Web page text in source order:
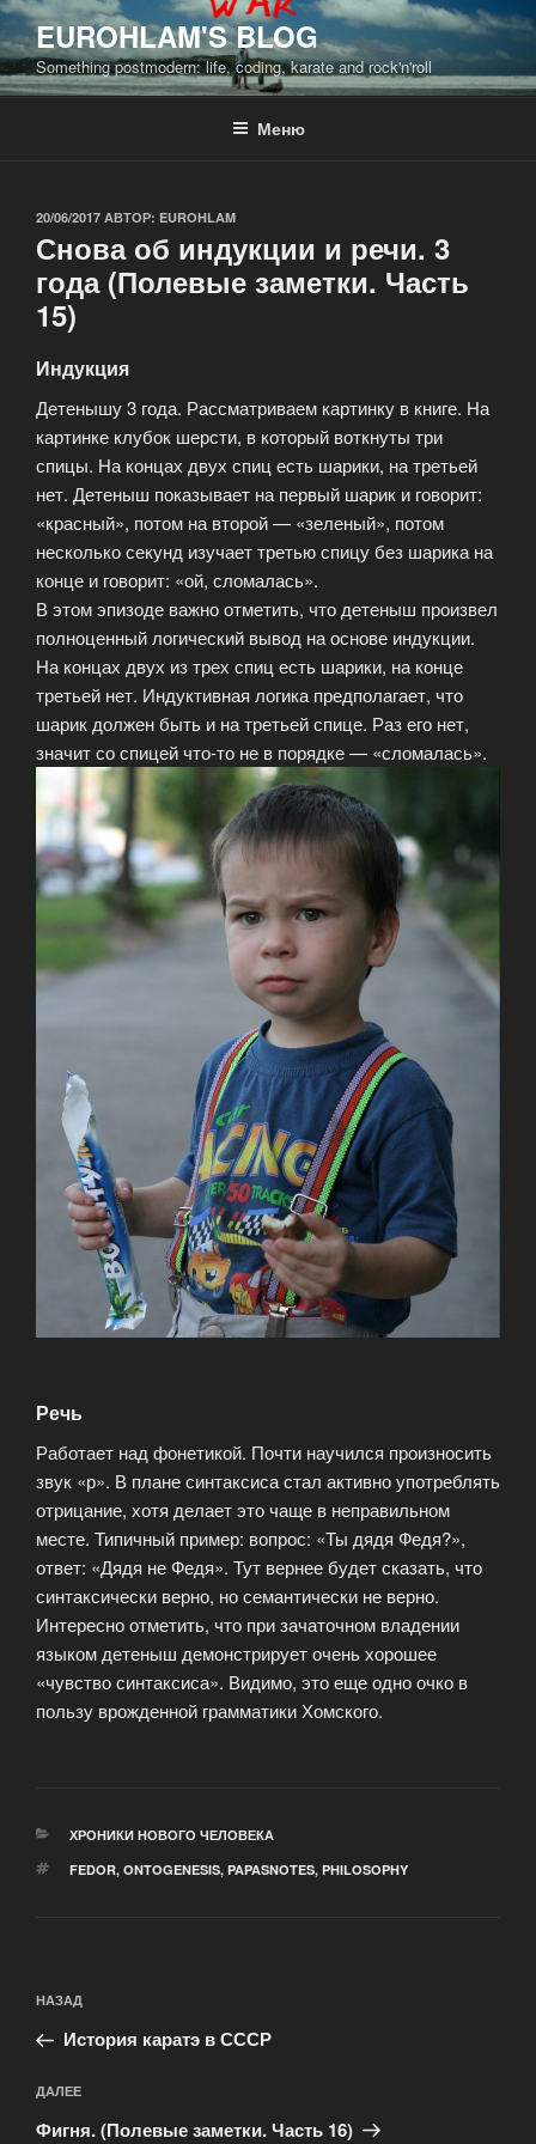
Перейти
к
содержимому
EUROHLAM'S BLOG
Something postmodern: life, coding, karate and rock'n'roll
Меню
ОПУБЛИКОВАНО
20/06/2017 АВТОР: EUROHLAM
Снова об индукции и речи. 3
года (Полевые заметки. Часть
15)
Индукция
Детенышу 3 года. Рассматриваем картинку в книге. На
картинке клубок шерсти, в который воткнуты три
спицы. На концах двух спиц есть шарики, на третьей
нет. Детеныш показывает на первый шарик и говорит:
«красный», потом на второй — «зеленый», потом
несколько секунд изучает третью спицу без шарика на
конце и говорит: «ой, сломалась».
В этом эпизоде важно отметить, что детеныш произвел
полноценный логический вывод на основе индукции.
На концах двух из трех спиц есть шарики, на конце
третьей нет. Индуктивная логика предполагает, что
шарик должен быть и на третьей спице. Раз его нет,
значит со спицей что-то не в порядке — «сломалась».
Речь
Работает над фонетикой. Почти научился произносить
звук «р». В плане синтаксиса стал активно употреблять
отрицание, хотя делает это чаще в неправильном
месте. Типичный пример: вопрос: «Ты дядя Федя?»,
ответ: «Дядя не Федя». Тут вернее будет сказать, что
синтаксически верно, но семантически не верно.
Интересно отметить, что при зачаточном владении
языком детеныш демонстрирует очень хорошее
«чувство синтаксиса». Видимо, это еще одно очко в
пользу врожденной грамматики Хомского.
РУБРИКИ
ХРОНИКИ НОВОГО ЧЕЛОВЕКА
МЕТКИ
FEDOR, ONTOGENESIS, PAPASNOTES, PHILOSOPHY
по
записям
Предыдущая
запись:
НАЗАД
История каратэ в СССР
Следующая
запись
ДАЛЕЕ
Фигня. (Полевые заметки. Часть 16)